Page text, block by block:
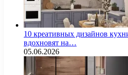
10 креативных дизайнов
вдохновят на…
05.06.2026